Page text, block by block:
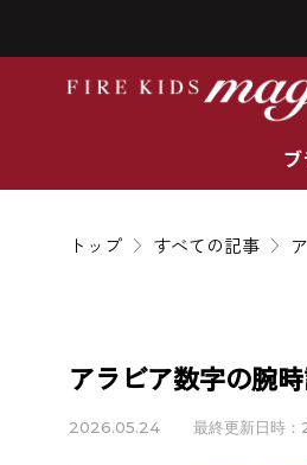
トップ すべての記事
アラビア数字の腕
2026.05.24 最終更新日時